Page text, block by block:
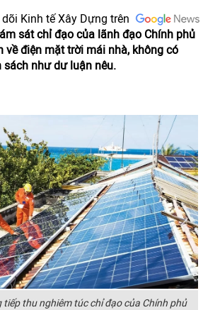
Kinh tế Xây Dựng trên
sát chỉ đạo của lãnh đạo Chính phủ
về điện mặt trời mái nhà, không có
sách như dư luận nêu.
thu nghiêm túc chỉ đạo của Chính phủ